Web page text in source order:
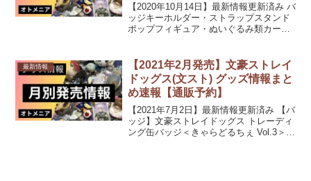
【2020年10月14日】最新情報更新済み バ
ッジキーホルダー・ストラップスタンド
ポップフィギュア・ぬいぐるみ類カー
2020/10/09 発売ポスター・タペストリー
PC・ス...
最新情報
【2021年2月発売】文豪ストレイ
ドッグス(文スト) グッズ情報まと
め速報【通販予約】
【2021年7月2日】最新情報更新済み 【バ
ッジ】文豪ストレイドッグス トレーディ
ング缶バッジ＜きゃらどるちぇ Vol.3＞発